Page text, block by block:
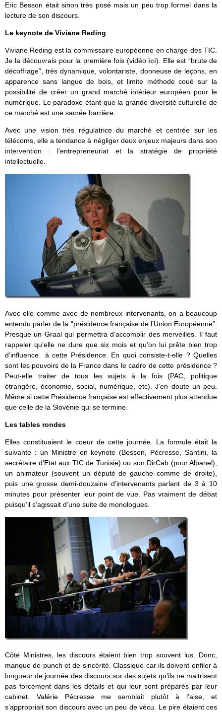
Eric Besson était sinon très posé mais un peu trop formel dans la
lecture de son discours.
Le keynote de Viviane Reding
Viviane Reding est la commissaire européenne en charge des TIC.
Je la découvrais pour la première fois (vidéo ici). Elle est “brute de
décoffrage”, très dynamique, volontariste, donneuse de leçons, en
apparence sans langue de bois, et limite méthode coué sur la
possibilité de créer un grand marché intérieur européen pour le
numérique. Le paradoxe étant que la grande diversité culturelle de
ce marché est une sacrée barrière.
Avec une vision très régulatrice du marché et centrée sur les
télécoms, elle a tendance à négliger deux enjeux majeurs dans son
intervention : l’entrepreneuriat et la stratégie de propriété
intellectuelle.
Avec elle comme avec de nombreux intervenants, on a beaucoup
entendu parler de la “présidence française de l’Union Européenne”.
Presque un Graal qui permettra d’accomplir des merveilles. Il faut
rappeler qu’elle ne dure que six mois et qu’on lui prête bien trop
d’influence à cette Présidence. En quoi consiste-t-elle ? Quelles
sont les pouvoirs de la France dans le cadre de cette présidence ?
Peut-elle traiter de tous les sujets à la fois (PAC, politique
étrangère, économie, social, numérique, etc). J’en doute un peu.
Même si cette Présidence française est effectivement plus attendue
que celle de la Slovénie qui se termine.
Les tables rondes
Elles constituaient le coeur de cette journée. La formule était la
suivante : un Ministre en keynote (Besson, Pécresse, Santini, la
secrétaire d’Etat aux TIC de Tunisie) ou son DirCab (pour Albanel),
un animateur (souvent un député de gauche comme de droite),
puis une grosse demi-douzaine d’intervenants parlant de 3 à 10
minutes pour présenter leur point de vue. Pas vraiment de débat
puisqu’il s’agissait d’une suite de monologues.
Côté Ministres, les discours étaient bien trop souvent lus. Donc,
manque de punch et de sincérité. Classique car ils doivent enfiler à
longueur de journée des discours sur des sujets qu’ils ne maitrisent
pas forcément dans les détails et qui leur sont préparés par leur
cabinet. Valérie Pécresse me semblait plutôt à l’aise, et
s’appropriait son discours avec un peu de vécu. Le pire étaient ces